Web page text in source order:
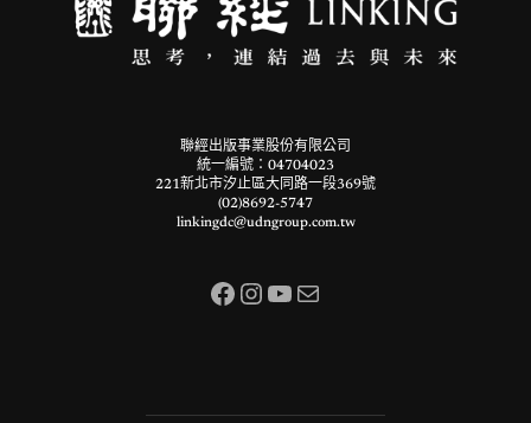
聯經出版事業股份有限公司
統一編號：04704023
221新北市汐止區大同路一段369號
(02)8692-5747
linkingdc@udngroup.com.tw
Facebook InstagramYouTube 電子郵件